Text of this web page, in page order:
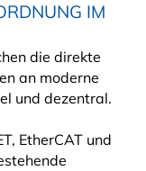
IM
die direkte
an moderne
und dezentral.